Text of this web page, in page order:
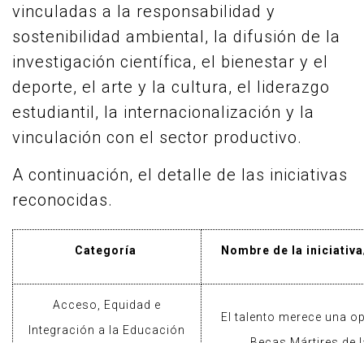
vinculadas a la responsabilidad y
sostenibilidad ambiental, la difusión de la
investigación científica, el bienestar y el
deporte, el arte y la cultura, el liderazgo
estudiantil, la internacionalización y la
vinculación con el sector productivo.
A continuación, el detalle de las iniciativas
reconocidas.
Categoría Nombre de la
Acceso, Equidad e
Integración a la Educación
El talento merece una